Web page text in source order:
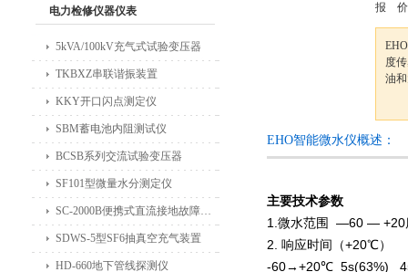
报 价
度
油
EHO智能微水仪概述：
主要技术参数
1.微水范围 ―60 — +20
2. 响应时间（+20℃）
-60→+20℃ 5s(63%)
电力检修仪器仪表
5kVA/100kV充气式试验变压器
TKBXZ串联谐振装置
KKY开口闪点测定仪
SBM蓄电池内阻测试仪
BCSB系列交流试验变压器
SF101型微量水分测定仪
SC-2000B便携式直流接地故障检测仪
SDWS-5型SF6抽真空充气装置
HD-660地下管线探测仪